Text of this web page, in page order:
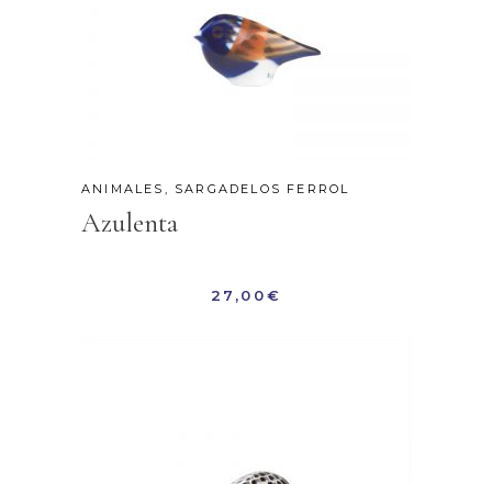
ANIMALES , SARGADELOS FERROL
Azulenta
27,00€